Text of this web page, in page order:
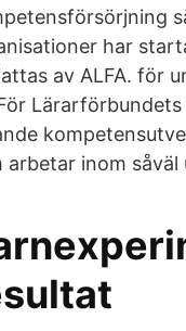
har
av ALFA. för
Lärarförbundets
arbetar inom